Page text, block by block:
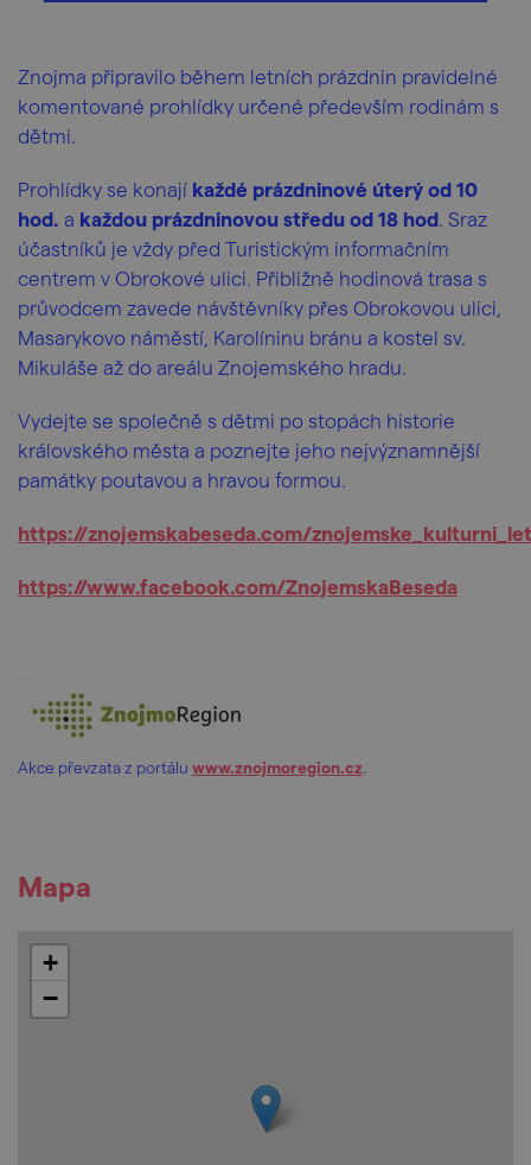
Znojma připravilo během letních prázdnin pravidelné
komentované prohlídky určené především rodinám s
dětmi.
Prohlídky se konají každé prázdninové úterý od 10
hod. a každou prázdninovou středu od 18 hod. Sraz
účastníků je vždy před Turistickým informačním
centrem v Obrokové ulici. Přibližně hodinová trasa s
průvodcem zavede návštěvníky přes Obrokovou ulici,
Masarykovo náměstí, Karolíninu bránu a kostel sv.
Mikuláše až do areálu Znojemského hradu.
Vydejte se společně s dětmi po stopách historie
královského města a poznejte jeho nejvýznamnější
památky poutavou a hravou formou.
https://znojemskabeseda.com/
https://www.facebook.com/ZnojemskaBeseda
Akce převzata z portálu www.znojmoregion.cz
Mapa
+
−